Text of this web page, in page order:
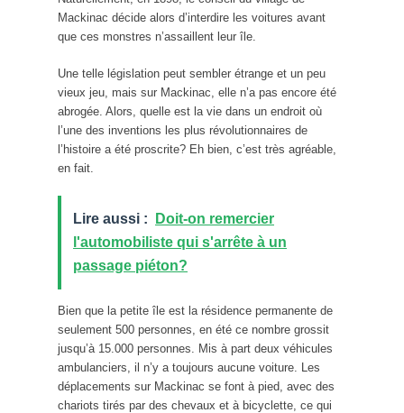
Mackinac décide alors d’interdire les voitures avant
que ces monstres n’assaillent leur île.
Une telle législation peut sembler étrange et un peu
vieux jeu, mais sur Mackinac, elle n’a pas encore été
abrogée. Alors, quelle est la vie dans un endroit où
l’une des inventions les plus révolutionnaires de
l’histoire a été proscrite? Eh bien, c’est très agréable,
en fait.
Lire aussi :
Doit-on remercier
l'automobiliste qui s'arrête à un
passage piéton?
Bien que la petite île est la résidence permanente de
seulement 500 personnes, en été ce nombre grossit
jusqu’à 15.000 personnes. Mis à part deux véhicules
ambulanciers, il n’y a toujours aucune voiture. Les
déplacements sur Mackinac se font à pied, avec des
chariots tirés par des chevaux et à bicyclette, ce qui